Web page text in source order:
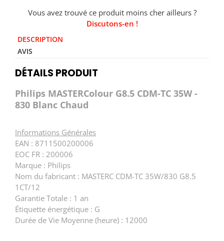
Vous avez trouvé ce produit moins cher ailleurs ?
Discutons-en !
DESCRIPTION
AVIS
DÉTAILS PRODUIT
Philips MASTERColour G8.5 CDM-TC 35W -
830 Blanc Chaud
Informations Générales
EAN : 8711500200006
EOC FR : 200006
Marque : Philips
Nom du fabricant : MASTERC CDM-TC 35W/830 G8.5
1CT/12
Garantie Totale : 1 an
Étiquette énergétique : G
Durée de Vie Moyenne (heure) : 12000